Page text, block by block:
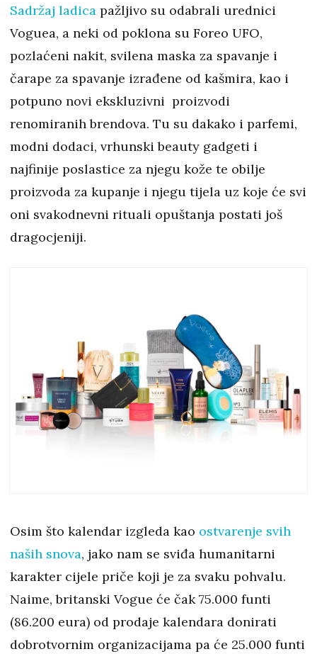
Sadržaj ladica pažljivo su odabrali urednici
Voguea, a neki od poklona su Foreo UFO,
pozlaćeni nakit, svilena maska za spavanje i
čarape za spavanje izrađene od kašmira, kao i
potpuno novi ekskluzivni proizvodi
renomiranih brendova. Tu su dakako i parfemi,
modni dodaci, vrhunski beauty gadgeti i
najfinije poslastice za njegu kože te obilje
proizvoda za kupanje i njegu tijela uz koje će svi
oni svakodnevni rituali opuštanja postati još
dragocjeniji.
Osim što kalendar izgleda kao ostvarenje svih
naših snova, jako nam se sviđa humanitarni
karakter cijele priče koji je za svaku pohvalu.
Naime, britanski Vogue će čak 75.000 funti
(86.200 eura) od prodaje kalendara donirati
dobrotvornim organizacijama pa će 25.000 funti